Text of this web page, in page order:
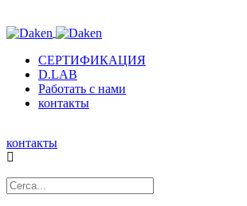
СЕРТИФИКАЦИЯ
D.LAB
Работать с нами
контакты
контакты